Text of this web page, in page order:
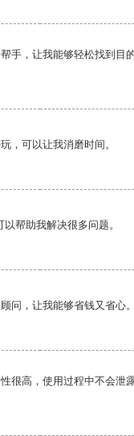
手，让我能够轻松找到目
，可以让我消磨时间。
帮助我解决很多问题。
问，让我能够省钱又省心。
很高，使用过程中不会泄